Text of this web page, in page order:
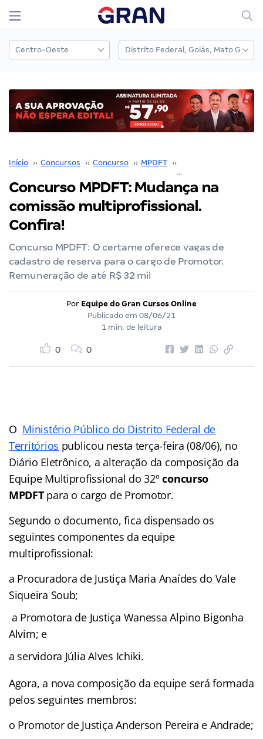
Início ›› Concursos ›› Concurso ›› MPDFT ››
Concurso MPDFT: Mudança na
comissão multiprofissional.
Confira!
Concurso MPDFT: O certame oferece vagas de
cadastro de reserva para o cargo de Promotor.
Remuneração de até R$ 32 mil
Por Equipe do Gran Cursos Online
Publicado em 08/06/21
1 min. de leitura
0 0
O Ministério Público do Distrito Federal de
Territórios publicou nesta terça-feira (08/06), no
Diário Eletrônico, a alteração da composição da
Equipe Multiprofissional do 32ºconcurso
MPDFT para o cargo de Promotor.
Segundo o documento, fica dispensado os
seguintes componentes da equipe
multiprofissional:
a Procuradora de Justiça Maria Anaídes do Vale
Siqueira Soub;
a Promotora de Justiça Wanessa Alpino Bigonha
Alvim; e
a servidora Júlia Alves Ichiki.
Agora, a nova composição da equipe será formada
pelos seguintes membros:
o Promotor de Justiça Anderson Pereira e Andrade;